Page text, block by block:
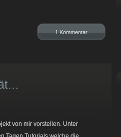
1 Kommentar
von mir vorstellen. Unter